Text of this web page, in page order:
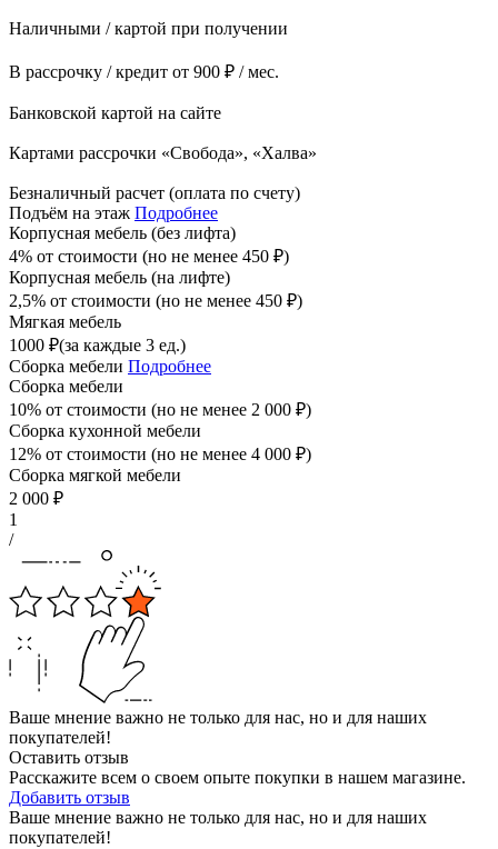
Наличными / картой при получении
В рассрочку / кредит от 900 ₽ / мес.
Банковской картой на сайте
Картами рассрочки «Свобода», «Халва»
Безналичный расчет (оплата по счету)
Подъём на этаж Подробнее
Корпусная мебель (без лифта)
4% от стоимости (но не менее 450 ₽)
Корпусная мебель (на лифте)
2,5% от стоимости (но не менее 450 ₽)
Мягкая мебель
1000 ₽(за каждые 3 ед.)
Сборка мебели Подробнее
Сборка мебели
10% от стоимости (но не менее 2 000 ₽)
Сборка кухонной мебели
12% от стоимости (но не менее 4 000 ₽)
Сборка мягкой мебели
2 000 ₽
1
/
Ваше мнение важно не только для нас, но и для наших
покупателей!
Оставить отзыв
Расскажите всем о своем опыте покупки в нашем магазине.
Добавить отзыв
Ваше мнение важно не только для нас, но и для наших
покупателей!